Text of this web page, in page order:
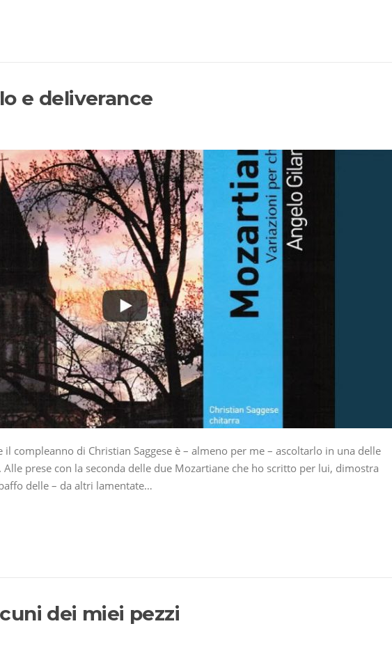
e deliverance
compleanno di Christian Saggese è – almeno per me – ascoltarlo in una delle
prese con la seconda delle due Mozartiane che ho scritto per lui, dimostra
delle – da altri lamentate…
dei miei pezzi